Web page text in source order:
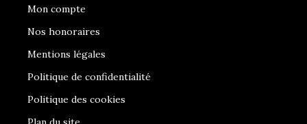
Mon compte
Nos honoraires
Mentions légales
Politique de confidentialité
Politique des cookies